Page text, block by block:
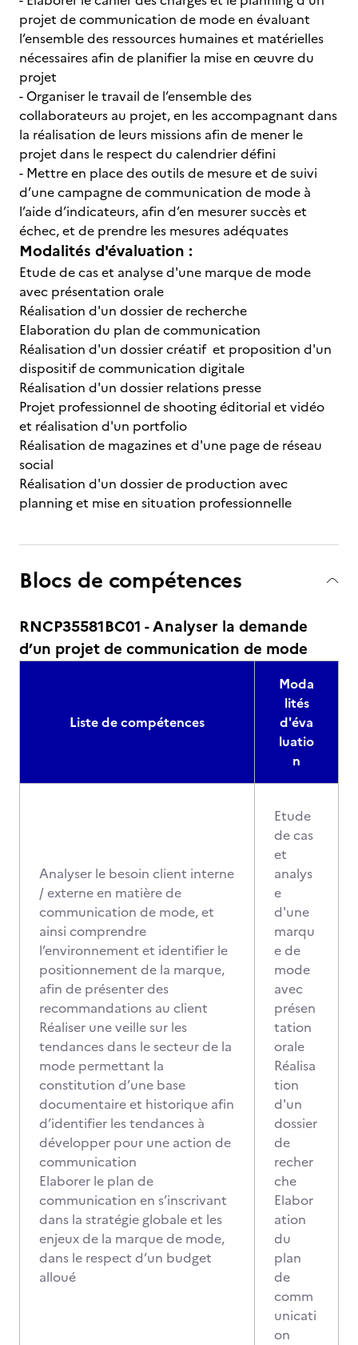
projet de communication de mode en évaluant
l’ensemble des ressources humaines et matérielles
nécessaires afin de planifier la mise en œuvre du
projet
- Organiser le travail de l’ensemble des
collaborateurs au projet, en les accompagnant dans
la réalisation de leurs missions afin de mener le
projet dans le respect du calendrier défini
- Mettre en place des outils de mesure et de suivi
d’une campagne de communication de mode à
l’aide d’indicateurs, afin d’en mesurer succès et
échec, et de prendre les mesures adéquates
Modalités d'évaluation :
Etude de cas et analyse d'une marque de mode
avec présentation orale
Réalisation d'un dossier de recherche
Elaboration du plan de communication
Réalisation d'un dossier créatif et proposition d'un
dispositif de communication digitale
Réalisation d'un dossier relations presse
Projet professionnel de shooting éditorial et vidéo
et réalisation d'un portfolio
Réalisation de magazines et d'une page de réseau
social
Réalisation d'un dossier de production avec
planning et mise en situation professionnelle
Blocs de compétences
RNCP35581BC01 - Analyser la demande
d’un projet de communication de mode
Liste de compétences
Moda
lités
d'éva
luatio
n
Analyser le besoin client interne
/ externe en matière de
communication de mode, et
ainsi comprendre
l’environnement et identifier le
positionnement de la marque,
afin de présenter des
recommandations au client
Réaliser une veille sur les
tendances dans le secteur de la
mode permettant la
constitution d’une base
documentaire et historique afin
d’identifier les tendances à
développer pour une action de
communication
Elaborer le plan de
communication en s’inscrivant
dans la stratégie globale et les
enjeux de la marque de mode,
dans le respect d’un budget
alloué
Etude
de cas
et
analys
e
d'une
marqu
e de
mode
avec
présen
tation
orale
Réalisa
tion
d'un
dossier
de
recher
che
Elabor
ation
du
plan
de
comm
unicati
on